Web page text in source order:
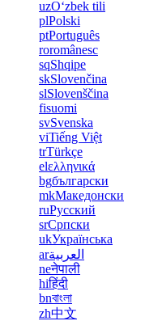
uzOʻzbek tili
plPolski
ptPortuguês
roromânesc
sqShqipe
skSlovenčina
slSlovenščina
fisuomi
svSvenska
viTiếng Việt
trTürkçe
elελληνικά
bgбългарски
mkМакедонски
ruРусский
srСрпски
ukУкраїнська
arالعربية
neनेपाली
hiहिंदी
bnবাংলা
zh中文